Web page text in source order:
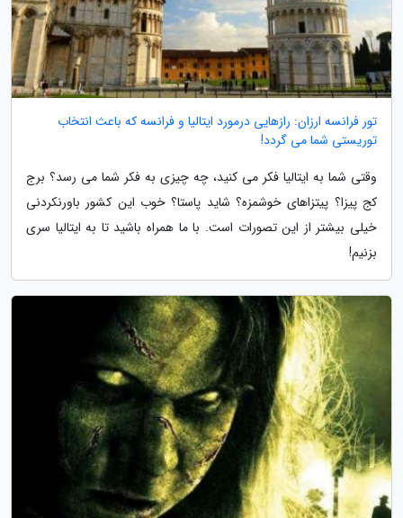
تور فرانسه ارزان: رازهایی درمورد ایتالیا و فرانسه که باعث انتخاب
توریستی شما می گردد!
وقتی شما به ایتالیا فکر می کنید، چه چیزی به فکر شما می رسد؟ برج
کج پیزا؟ پیتزاهای خوشمزه؟ شاید پاستا؟ خوب این کشور باورنکردنی
خیلی بیشتر از این تصورات است. با ما همراه باشید تا به ایتالیا سری
بزنیم!